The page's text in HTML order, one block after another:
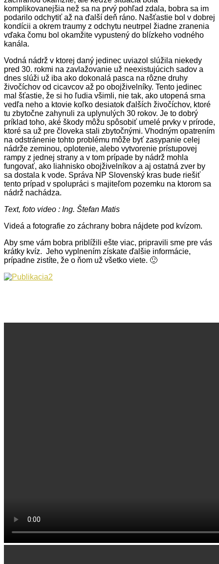
komplikovanejšia než sa na prvý pohľad zdala, bobra sa im
podarilo odchytiť až na ďalší deň ráno. Našťastie bol v dobrej
kondícii a okrem traumy z odchytu neutrpel žiadne zranenia
vďaka čomu bol okamžite vypustený do blízkeho vodného
kanála.
Vodná nádrž v ktorej daný jedinec uviazol slúžila niekedy
pred 30. rokmi na zavlažovanie už neexistujúcich sadov a
dnes slúži už iba ako dokonalá pasca na rôzne druhy
živočíchov od cicavcov až po obojživelníky. Tento jedinec
mal šťastie, že si ho ľudia všimli, nie tak, ako utopená srna
vedľa neho a ktovie koľko desiatok ďalších živočíchov, ktoré
tu zbytočne zahynuli za uplynulých 30 rokov. Je to dobrý
príklad toho, aké škody môžu spôsobiť umelé prvky v prírode,
ktoré sa už pre človeka stali zbytočnými. Vhodným opatrením
na odstránenie tohto problému môže byť zasypanie celej
nádrže zeminou, oplotenie, alebo vytvorenie prístupovej
rampy z jednej strany a v tom prípade by nádrž mohla
fungovať, ako liahnisko obojživelníkov a aj ostatná zver by
sa dostala k vode. Správa NP Slovenský kras bude riešiť
tento prípad v spolupráci s majiteľom pozemku na ktorom sa
nádrž nachádza.
Text, foto video : Ing. Štefan Matis
Videá a fotografie zo záchrany bobra nájdete pod kvízom.
Aby sme vám bobra priblížili ešte viac, pripravili sme pre vás
krátky kvíz. Jeho vyplnením získate ďalšie informácie,
prípadne zistíte, že o ňom už všetko viete. 🙂